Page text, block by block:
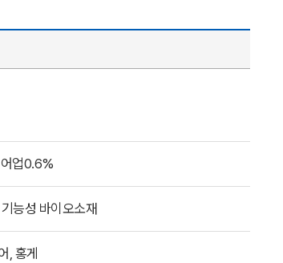
업0.6%
능성 바이오소재
, 홍게